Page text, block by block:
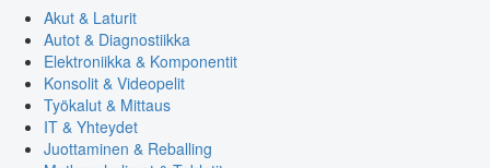
Akut & Laturit
Autot & Diagnostiikka
Elektroniikka & Komponentit
Konsolit & Videopelit
Työkalut & Mittaus
IT & Yhteydet
Juottaminen & Reballing